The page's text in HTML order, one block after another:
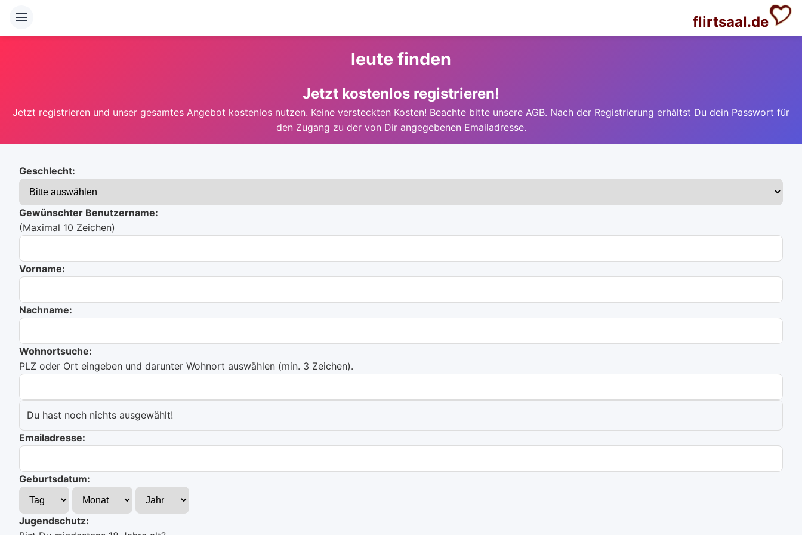
flirtsaal.de
leute finden
Jetzt kostenlos registrieren!
Jetzt registrieren und unser gesamtes Angebot kostenlos nutzen. Keine versteckten Kosten! Beachte bitte unsere AGB. Nach der Registrierung erhältst Du dein Passwort für
den Zugang zu der von Dir angegebenen Emailadresse.
Geschlecht:
Gewünschter Benutzername:
(Maximal 10 Zeichen)
Vorname:
Nachname:
Wohnortsuche:
PLZ oder Ort eingeben und darunter Wohnort auswählen (min. 3 Zeichen).
Du hast noch nichts ausgewählt!
Emailadresse:
Geburtsdatum:
Jugendschutz: